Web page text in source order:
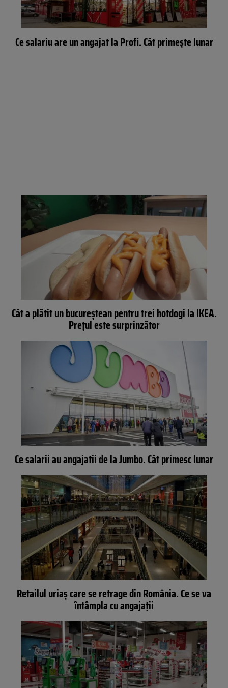
Ce salariu are un angajat la Profi. Cât primește lunar
Cât a plătit un bucureștean pentru trei hotdogi la IKEA.
Prețul este surprinzător
Ce salarii au angajatii de la Jumbo. Cât primesc lunar
Retailul uriaș care se retrage din România. Ce se va
întâmpla cu angajații